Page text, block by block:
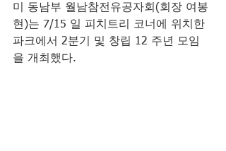
미 동남부 월남참전유공자회(회장 여봉
현)는 7/15 일 피치트리 코너에 위치한
파크에서 2분기 및 창립 12 주년 모임
을 개최했다.